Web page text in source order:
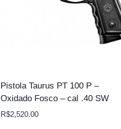
Pistola Taurus PT 100 P –
Oxidado Fosco – cal .40 SW
R$2,520.00